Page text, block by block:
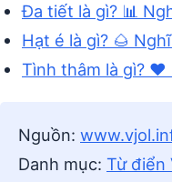
Đa tiết là gì? 📊
Hạt é là gì? 🌰
Tình thâm là gì? ❤️
Nguồn:
Danh mục: Từ điển